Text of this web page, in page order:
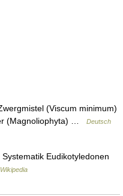
(Viscum minimum)
(Magnoliophyta) …
Deutsch
Eudikotyledonen